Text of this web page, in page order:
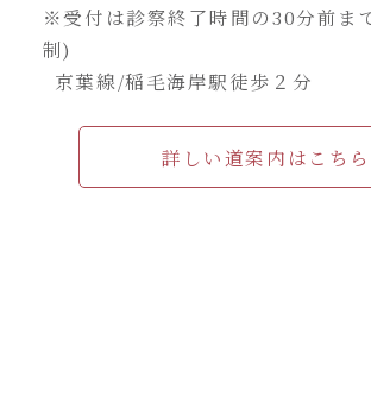
※受付は診察終了時間の30分前ま
制)
京葉線/稲毛海岸駅徒歩２分
詳しい道案内はこちら